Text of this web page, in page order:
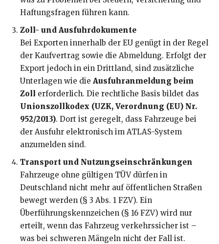
Haftungsfragen führen kann.
Zoll- und Ausfuhrdokumente
Bei Exporten innerhalb der EU genügt in der Regel
der Kaufvertrag sowie die Abmeldung. Erfolgt der
Export jedoch in ein Drittland, sind zusätzliche
Unterlagen wie die Ausfuhranmeldung beim
Zoll erforderlich. Die rechtliche Basis bildet das
Unionszollkodex (UZK, Verordnung (EU) Nr.
952/2013). Dort ist geregelt, dass Fahrzeuge bei
der Ausfuhr elektronisch im ATLAS-System
anzumelden sind.
Transport und Nutzungseinschränkungen
Fahrzeuge ohne gültigen TÜV dürfen in
Deutschland nicht mehr auf öffentlichen Straßen
bewegt werden (§ 3 Abs. 1 FZV). Ein
Überführungskennzeichen (§ 16 FZV) wird nur
erteilt, wenn das Fahrzeug verkehrssicher ist –
was bei schweren Mängeln nicht der Fall ist.